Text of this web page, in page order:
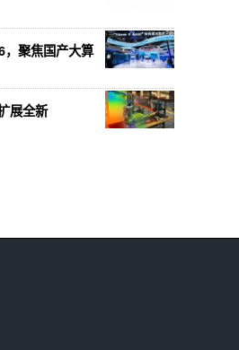
，聚焦国产大算
展全新